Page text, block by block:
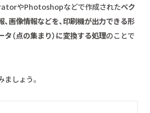
やPhotoshopなどで作成されたベク
、画像情報などを、印刷機が出力できる形
（点の集まり）に変換する処理のことで
しょう。